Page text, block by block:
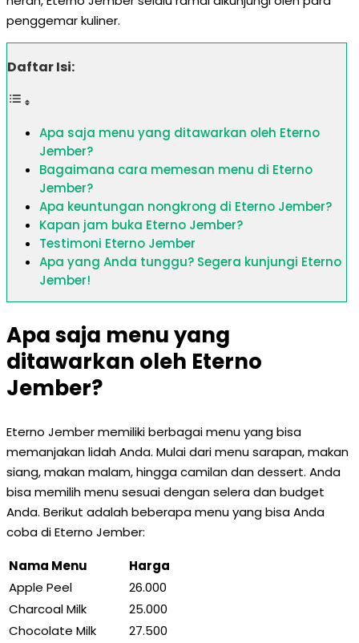
penggemar kuliner.
Daftar Isi:
Apa saja menu yang ditawarkan oleh Eterno
Jember?
Bagaimana cara memesan menu di Eterno
Jember?
Apa keuntungan nongkrong di Eterno Jember?
Kapan jam buka Eterno Jember?
Testimoni Eterno Jember
Apa yang Anda tunggu? Segera kunjungi Eterno
Jember!
Apa saja menu yang
ditawarkan oleh Eterno
Jember?
Eterno Jember memiliki berbagai menu yang bisa
memanjakan lidah Anda. Mulai dari menu sarapan, makan
siang, makan malam, hingga camilan dan dessert. Anda
bisa memilih menu sesuai dengan selera dan budget
Anda. Berikut adalah beberapa menu yang bisa Anda
coba di Eterno Jember:
Nama Menu
Harga
Apple Peel
26.000
Charcoal Milk
25.000
Chocolate Milk
27.500